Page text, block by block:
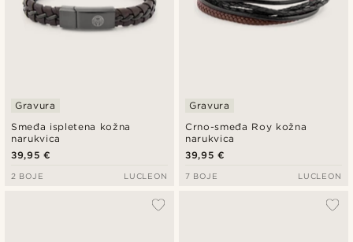
Smeđa ispletena kožna
narukvica
Gravura
39,95 €
2 BOJE LUCLEON
Crno-smeđa Roy kožna
narukvica
Gravura
39,95 €
7 BOJE LUCLEON